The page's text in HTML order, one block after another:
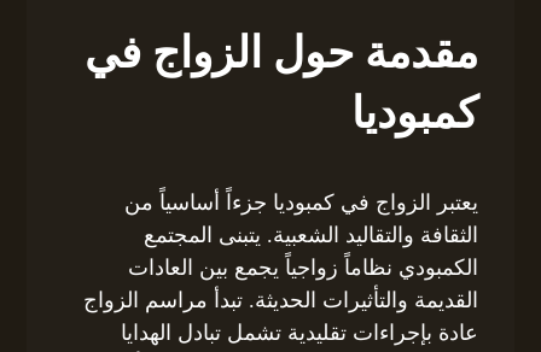
مقدمة حول الزواج في
كمبوديا
يعتبر الزواج في كمبوديا جزءاً أساسياً من
الثقافة والتقاليد الشعبية. يتبنى المجتمع
الكمبودي نظاماً زواجياً يجمع بين العادات
القديمة والتأثيرات الحديثة. تبدأ مراسم الزواج
عادة بإجراءات تقليدية تشمل تبادل الهدايا